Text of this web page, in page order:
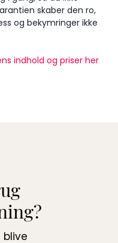
skaber den ro,
og bekymringer ikke
indhold og priser her
blive